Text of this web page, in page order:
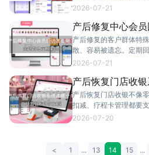
餐设计思路，附定价策
2026-07-21
产后修复中心会
期触达
产后修复的客户群体特
散、容易被遗忘。定期
时间说对的话。云上铺
2026-07-21
产后恢复门店收
计次扣减
产后恢复门店收银不像
扣减、疗程卡管理都要
个核心功能上的表现，
2026-07-20
< 1 ... 13 14 15 ...